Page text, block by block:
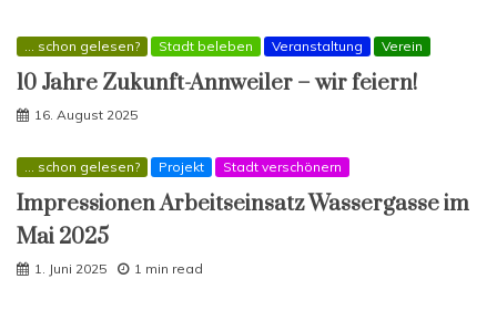
Geschäftes
... schon gelesen? Stadt beleben Veranstaltung Verein
10 Jahre Zukunft-Annweiler – wir feiern!
16. August 2025
... schon gelesen? Projekt Stadt verschönern
Impressionen Arbeitseinsatz Wassergasse im
Mai 2025
1. Juni 2025 1 min read